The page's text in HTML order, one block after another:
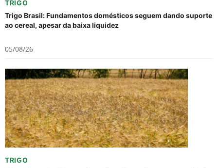
TRIGO
Trigo Brasil: Fundamentos domésticos seguem dando suporte
ao cereal, apesar da baixa liquidez
05/08/26
TRIGO